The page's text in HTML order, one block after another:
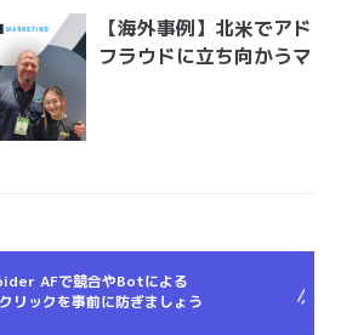
【海外事例】北米でアド
フラウドに立ち向かうマ
AFで競合やBotによる
リックを事前に防ぎましょう